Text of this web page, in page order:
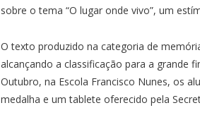
sobre o tema “O lugar onde vivo”, um
O texto produzido na categoria de
alcançando a classificação para a grande
Outubro, na Escola Francisco Nunes, os
medalha e um tablete oferecido pela